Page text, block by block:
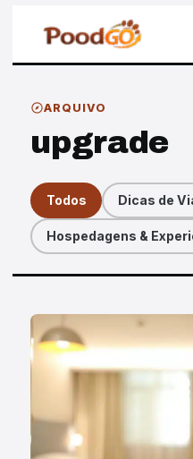
ARQUIVO
upgrade
Todos Dicas de
Hospedagens &
Artigos